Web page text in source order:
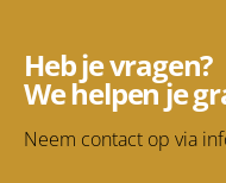
Heb je vragen?
We helpen je
Neem contact op via